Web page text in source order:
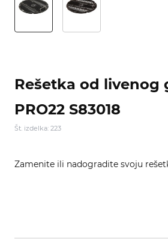
Rešetka od livenog
PRO22 S83018
Št. izdelka: 223
Zamenite ili nadogradite svoju